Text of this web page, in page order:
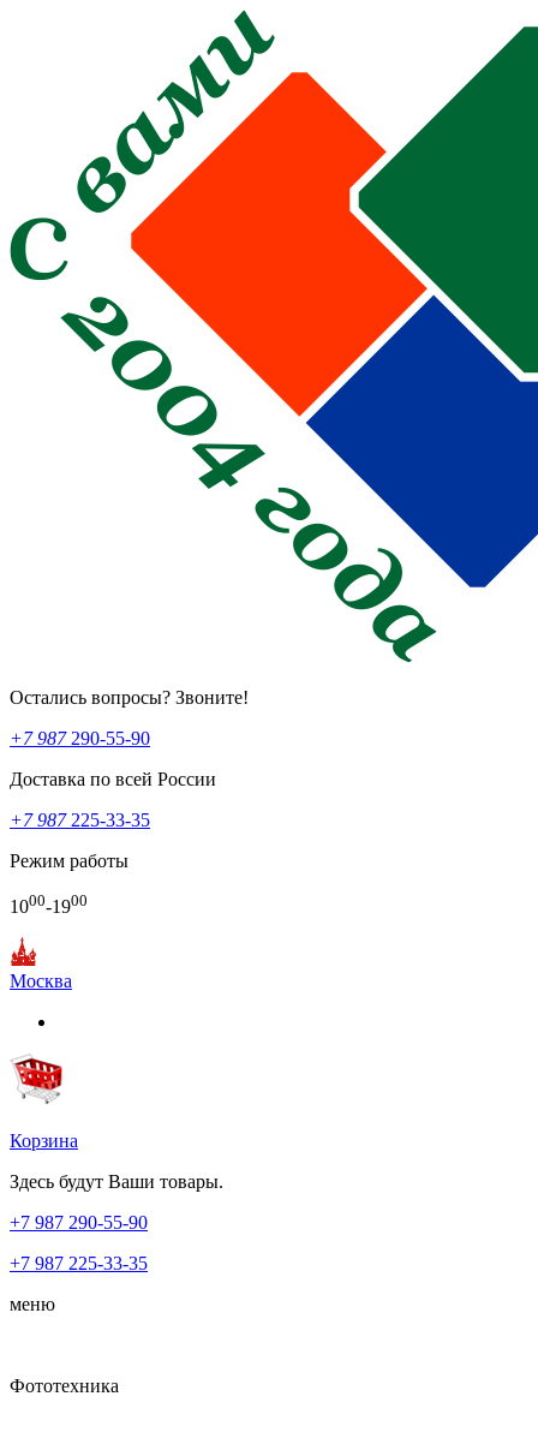
Остались вопросы? Звоните!
+7 987290-55-90
Доставка по всей России
+7 987225-33-35
Режим работы
1000-1900
Москва
Корзина
Здесь будут Ваши товары.
+7 987 290-55-90
+7 987 225-33-35
меню
Фототехника